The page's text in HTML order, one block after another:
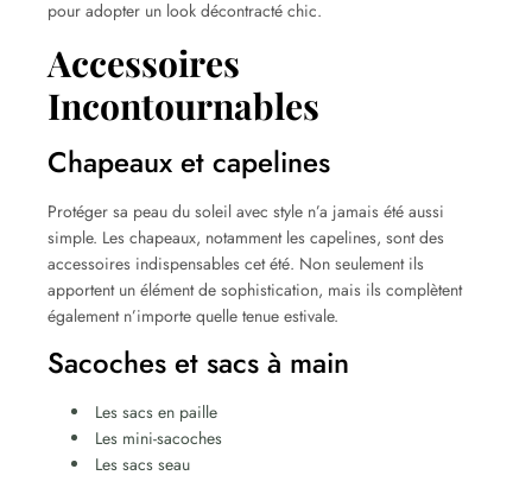
pour adopter un look décontracté chic.
Accessoires
Incontournables
Chapeaux et capelines
Protéger sa peau du soleil avec style n’a jamais été aussi
simple. Les chapeaux, notamment les capelines, sont des
accessoires indispensables cet été. Non seulement ils
apportent un élément de sophistication, mais ils complètent
également n’importe quelle tenue estivale.
Sacoches et sacs à main
Les sacs en paille
Les mini-sacoches
Les sacs seau